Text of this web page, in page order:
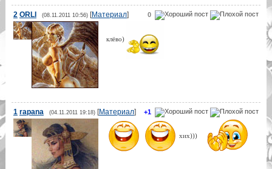
0
2 ORLI (08.11.2011 10:56)[Материал]
клёво)
+1
1 rapana (04.11.2011 19:18)[Материал]
хих)))